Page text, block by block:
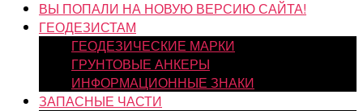
ВЫ ПОПАЛИ НА НОВУЮ ВЕРСИЮ САЙТА!
ГЕОДЕЗИСТАМ
ГЕОДЕЗИЧЕСКИЕ МАРКИ
ГРУНТОВЫЕ АНКЕРЫ
ИНФОРМАЦИОННЫЕ ЗНАКИ
ЗАПАСНЫЕ ЧАСТИ